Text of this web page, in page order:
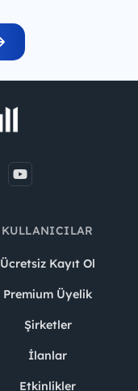
KULLANICILAR
Ücretsiz Kayıt Ol
Premium Üyelik
Şirketler
İlanlar
Etkinlikler